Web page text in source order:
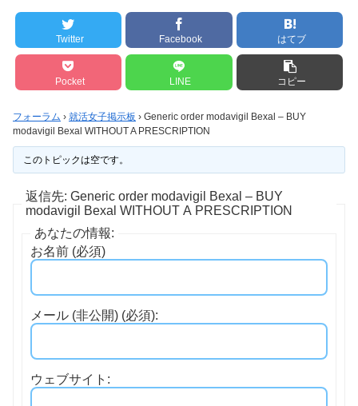
Twitter Facebook はてブ
Pocket LINE コピー
フォーラム › 就活女子掲示板 › Generic order modavigil Bexal – BUY
modavigil Bexal WITHOUT A PRESCRIPTION
このトピックは空です。
返信先: Generic order modavigil Bexal – BUY
modavigil Bexal WITHOUT A PRESCRIPTION
あなたの情報:
お名前 (必須)
メール (非公開) (必須):
ウェブサイト: